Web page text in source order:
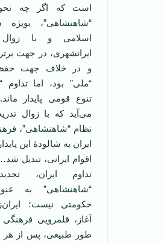
است که اگر چه
“شاهنشاهی”، بویژه
اسلامی و با زوال
ایرانشهری، در جهت
و در خلاف جهت
“ملی” بود، اما تداوم
تنوع قومی پایدار
می‌آید که با زوال
نظام “شاهنشاهی”،
ایران به شالودۀ این
اقوام ایرانی، تبدیل
تداوم ایران،
“شاهنشاهی” به
حکومتی نیست؛
آغاز، قلمرویی
طور طبیعی، پس از